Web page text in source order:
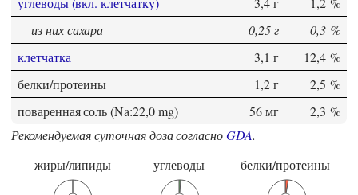
из них сахара
0,25 г
0,3 %
клетчатка
3,1 г
12,4 %
белки/протеины
1,2 г
2,5 %
поваренная соль (Na:22,0 mg)
56 мг
2,3 %
Рекомендуемая суточная доза согласноGDA.
жиры/липиды
углеводы белки/протеины